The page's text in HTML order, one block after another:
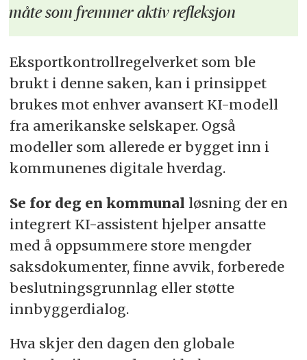
måte som fremmer aktiv refleksjon
Eksportkontrollregelverket som ble
brukt i denne saken, kan i prinsippet
brukes mot enhver avansert KI-modell
fra amerikanske selskaper. Også
modeller som allerede er bygget inn i
kommunenes digitale hverdag.
Se for deg en kommunal løsning der en
integrert KI-assistent hjelper ansatte
med å oppsummere store mengder
saksdokumenter, finne avvik, forberede
beslutningsgrunnlag eller støtte
innbyggerdialog.
Hva skjer den dagen den globale